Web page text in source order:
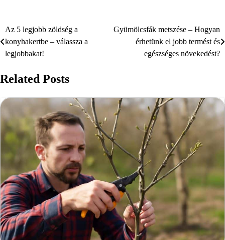
Bejegyzés
navigáció
Az 5 legjobb zöldség a
konyhakertbe – válassza a
legjobbakat!
Gyümölcsfák metszése – Hogyan
érhetünk el jobb termést és
egészséges növekedést?
Related Posts